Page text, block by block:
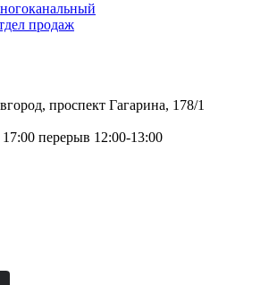
продаж
проспект Гагарина, 178/1
перерыв 12:00-13:00